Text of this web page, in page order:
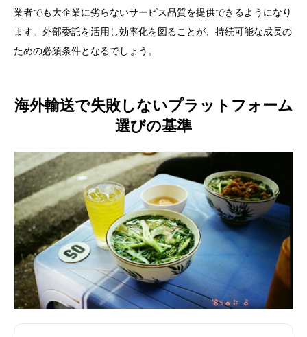
業者でも大企業に劣らないサービス品質を提供できるようになり
ます。外部委託を活用し効率化を図ることが、持続可能な成長の
ための必須条件となるでしょう。
海外輸送で失敗しないプラットフォーム
選びの基準